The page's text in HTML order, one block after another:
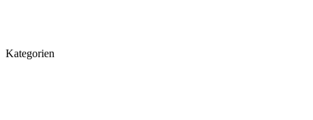
Kategorien